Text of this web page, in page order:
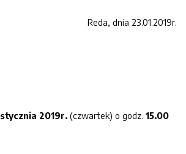
Reda, dnia 23.01.2019r.
stycznia 2019r. (czwartek) o godz. 15.00